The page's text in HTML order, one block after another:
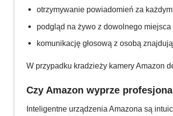
otrzymywanie powiadomień za
podgląd na żywo z dowolnego miejsca
komunikację głosową z osobą
W przypadku kradzieży kamery Amazon
Czy Amazon wyprze
Inteligentne urządzenia Amazona są